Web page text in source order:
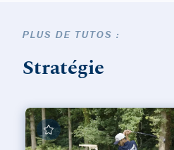
PLUS DE TUTOS :
Stratégie